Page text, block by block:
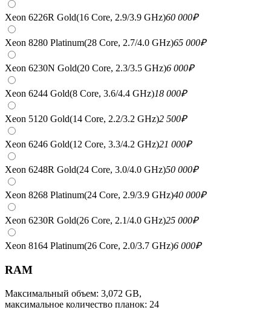
Xeon 6226R Gold(16 Core, 2.9/3.9 GHz)60 000₽
Xeon 8280 Platinum(28 Core, 2.7/4.0 GHz)65 000₽
Xeon 6230N Gold(20 Core, 2.3/3.5 GHz)6 000₽
Xeon 6244 Gold(8 Core, 3.6/4.4 GHz)18 000₽
Xeon 5120 Gold(14 Core, 2.2/3.2 GHz)2 500₽
Xeon 6246 Gold(12 Core, 3.3/4.2 GHz)21 000₽
Xeon 6248R Gold(24 Core, 3.0/4.0 GHz)50 000₽
Xeon 8268 Platinum(24 Core, 2.9/3.9 GHz)40 000₽
Xeon 6230R Gold(26 Core, 2.1/4.0 GHz)25 000₽
Xeon 8164 Platinum(26 Core, 2.0/3.7 GHz)6 000₽
RAM
Максимальный объем: 3,072 GB,
максимальное количество планок: 24